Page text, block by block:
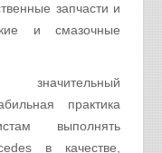
запчасти и
и смазочные
практика
выполнять
в качестве,